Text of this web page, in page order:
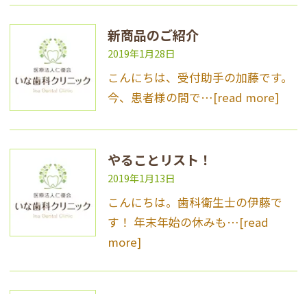
新商品のご紹介
2019年1月28日
こんにちは、受付助手の加藤です。
今、患者様の間で…[read more]
やることリスト！
2019年1月13日
こんにちは。歯科衛生士の伊藤で
す！ 年末年始の休みも…[read
more]